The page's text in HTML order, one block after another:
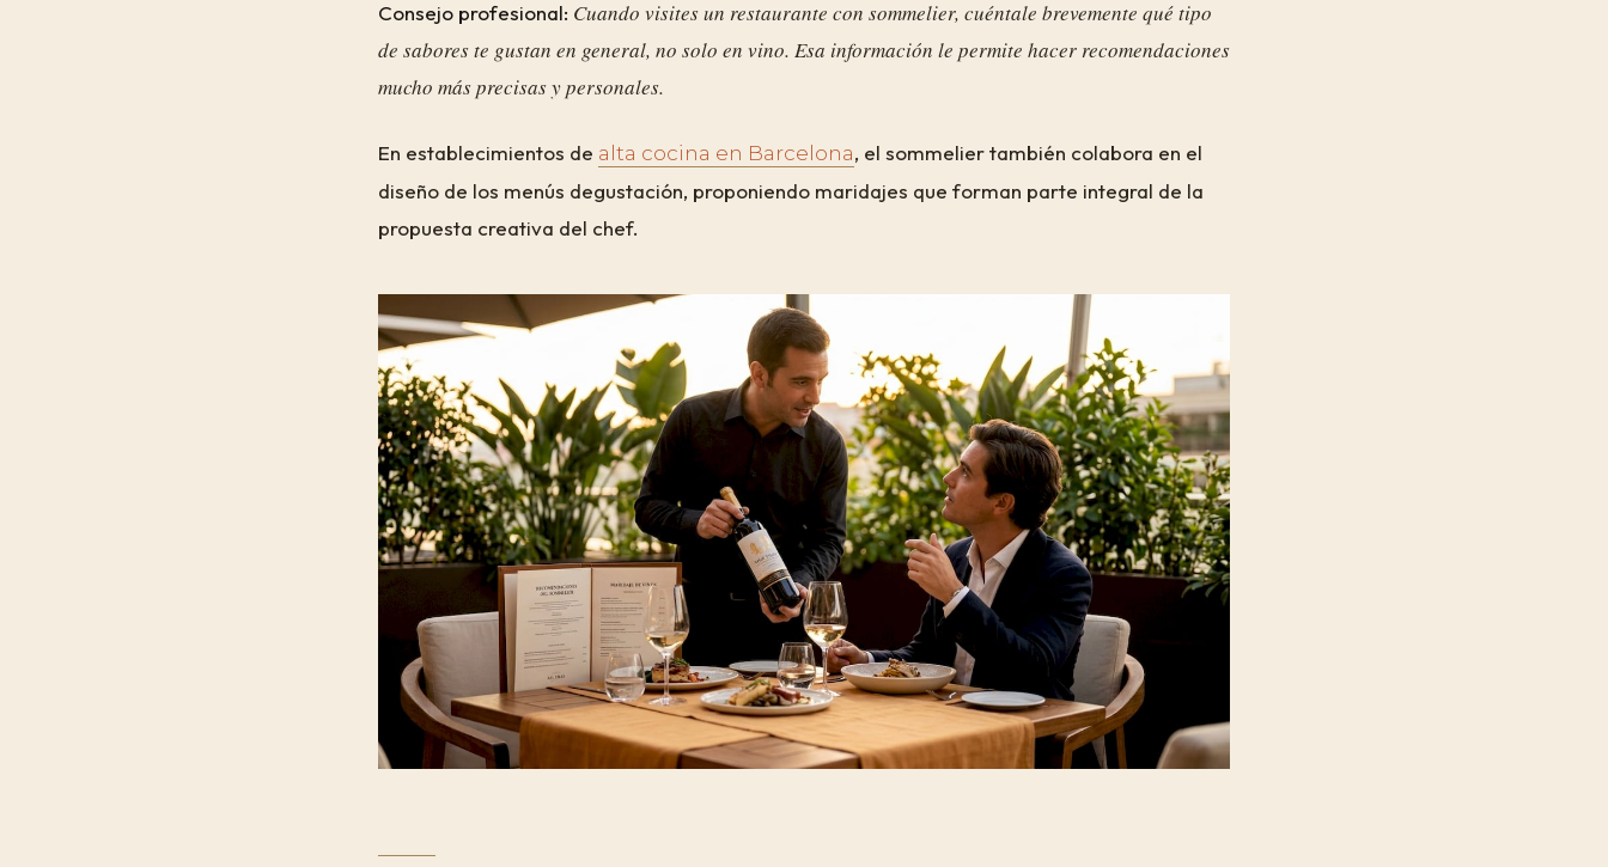
Consejo profesional: Cuando visites un restaurante con sommelier, cuéntale brevemente qué tipo
de sabores te gustan en general, no solo en vino. Esa información le permite hacer recomendaciones
mucho más precisas y personales.
En establecimientos de alta cocina en Barcelona, el sommelier también colabora en el
diseño de los menús degustación, proponiendo maridajes que forman parte integral de la
propuesta creativa del chef.